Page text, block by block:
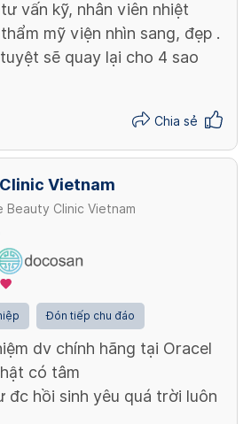
+ Biolight - 1 time
vấn kỹ, nhân viên nhiệt
mỹ viện nhìn sang, đẹp .
sẽ quay lại cho 4 sao
Chia sẻ
Vietnam
Beauty Clinic Vietnam
Đón tiếp chu đáo
dv chính hãng tại Oracel
có tâm
đc hồi sinh yêu quá trời luôn